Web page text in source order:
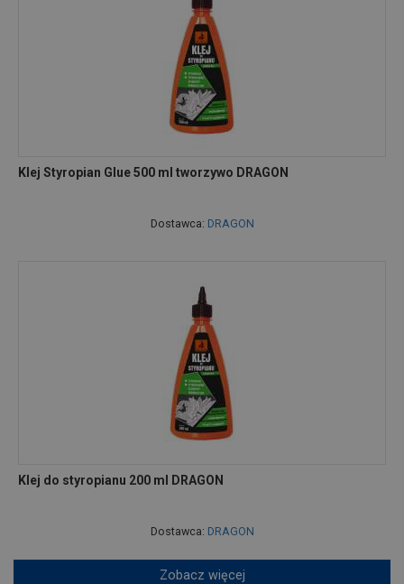
Klej Styropian Glue 500 ml tworzywo DRAGON
Dostawca: DRAGON
Klej do styropianu 200 ml DRAGON
Dostawca: DRAGON
Zobacz więcej